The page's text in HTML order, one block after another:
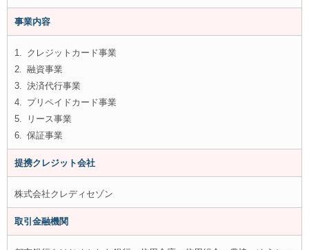
事業内容
1. クレジットカード事業
2. 融資事業
3. 決済代行事業
4. プリペイドカード事業
5.
リース事業
6. 保証事業
提携クレジット会社
株式会社クレディセゾン
取引金融機関